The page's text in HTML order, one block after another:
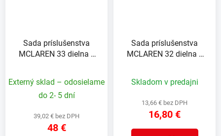
Sada príslušenstva
MCLAREN 33 dielna s
Externý sklad – odosielame
do 2- 5 dní
39,02 € bez DPH
48 €
Sada príslušenstva
MCLAREN 32 dielna s
Skladom v predajni
13,66 € bez DPH
16,80 €